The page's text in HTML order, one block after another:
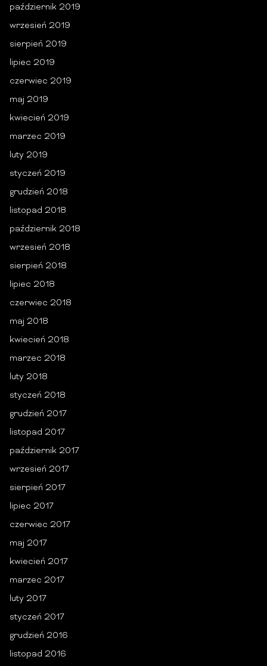
październik 2019
wrzesień 2019
sierpień 2019
lipiec 2019
czerwiec 2019
maj 2019
kwiecień 2019
marzec 2019
luty 2019
styczeń 2019
grudzień 2018
listopad 2018
październik 2018
wrzesień 2018
sierpień 2018
lipiec 2018
czerwiec 2018
maj 2018
kwiecień 2018
marzec 2018
luty 2018
styczeń 2018
grudzień 2017
listopad 2017
październik 2017
wrzesień 2017
sierpień 2017
lipiec 2017
czerwiec 2017
maj 2017
kwiecień 2017
marzec 2017
luty 2017
styczeń 2017
grudzień 2016
listopad 2016